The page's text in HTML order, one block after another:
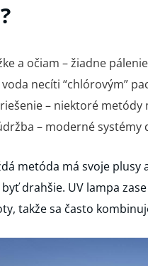
a očiam – žiadne
voda necíti “chlórovým”
– niektoré
– moderné
metóda má svoje
drahšie. UV lampa
takže sa často